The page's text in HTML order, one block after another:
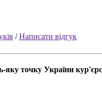
/Написати відгук
яку точку України